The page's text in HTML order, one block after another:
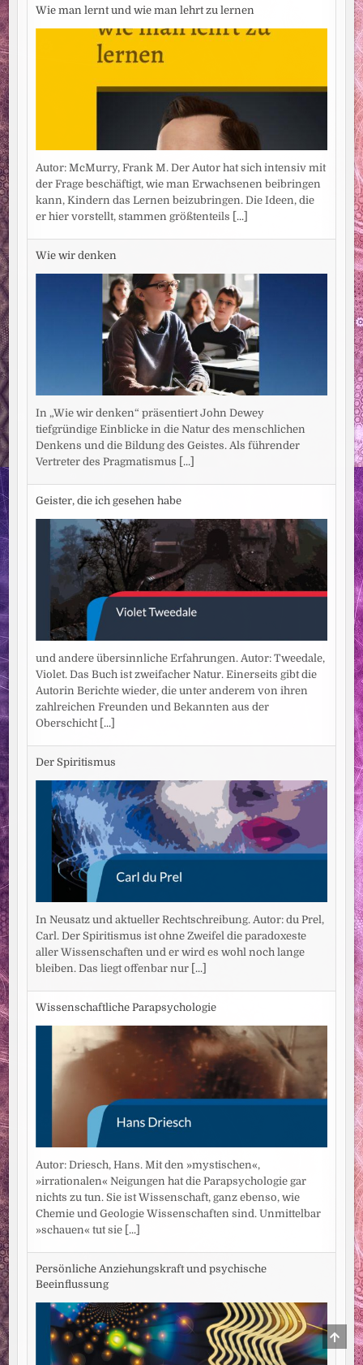
Wie man lernt und wie man lehrt zu lernen
Autor: McMurry, Frank M. Der Autor hat sich intensiv mit
der Frage beschäftigt, wie man Erwachsenen beibringen
kann, Kindern das Lernen beizubringen. Die Ideen, die
er hier vorstellt, stammen größtenteils [...]
Wie wir denken
In „Wie wir denken“ präsentiert John Dewey
tiefgründige Einblicke in die Natur des menschlichen
Denkens und die Bildung des Geistes. Als führender
Vertreter des Pragmatismus [...]
Geister, die ich gesehen habe
und andere übersinnliche Erfahrungen. Autor: Tweedale,
Violet. Das Buch ist zweifacher Natur. Einerseits gibt die
Autorin Berichte wieder, die unter anderem von ihren
zahlreichen Freunden und Bekannten aus der
Oberschicht [...]
Der Spiritismus
In Neusatz und aktueller Rechtschreibung. Autor: du Prel,
Carl. Der Spiritismus ist ohne Zweifel die paradoxeste
aller Wissenschaften und er wird es wohl noch lange
bleiben. Das liegt offenbar nur [...]
Wissenschaftliche Parapsychologie
Autor: Driesch, Hans. Mit den »mystischen«,
»irrationalen« Neigungen hat die Parapsychologie gar
nichts zu tun. Sie ist Wissenschaft, ganz ebenso, wie
Chemie und Geologie Wissenschaften sind. Unmittelbar
»schauen« tut sie [...]
Persönliche Anziehungskraft und psychische
Beeinflussung
TO
TOP